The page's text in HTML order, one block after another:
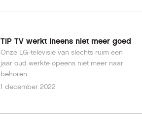
TIP TV werkt ineens niet meer goed
Onze LG-televisie van slechts ruim een
jaar oud werkte opeens niet meer naar
behoren.
1 december 2022